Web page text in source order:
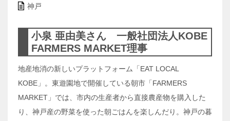
神戸
小泉 亜由美さん 一般社団法人KOBE
FARMERS MARKET理事
地産地消の新しいプラットフォーム「EAT LOCAL
KOBE」。東遊園地で開催している朝市「FARMERS
MARKET」では、市内の生産者から直接農産物を購入した
り、神戸産の野菜を使った朝ごはんを楽しんだり。神戸の暮